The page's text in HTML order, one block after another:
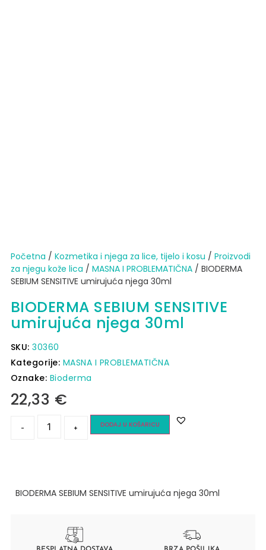
Početna / Kozmetika i njega za lice, tijelo i kosu / Proizvodi
za njegu kože lica / MASNA I PROBLEMATIČNA/ BIODERMA
SEBIUM SENSITIVE umirujuća njega 30ml
BIODERMA SEBIUM SENSITIVE
umirujuća njega 30ml
SKU:30360
Kategorije: MASNA I PROBLEMATIČNA
Oznake: Bioderma
22,33 €
- + DODAJ U KOŠARICU
BIODERMA SEBIUM SENSITIVE umirujuća njega 30ml